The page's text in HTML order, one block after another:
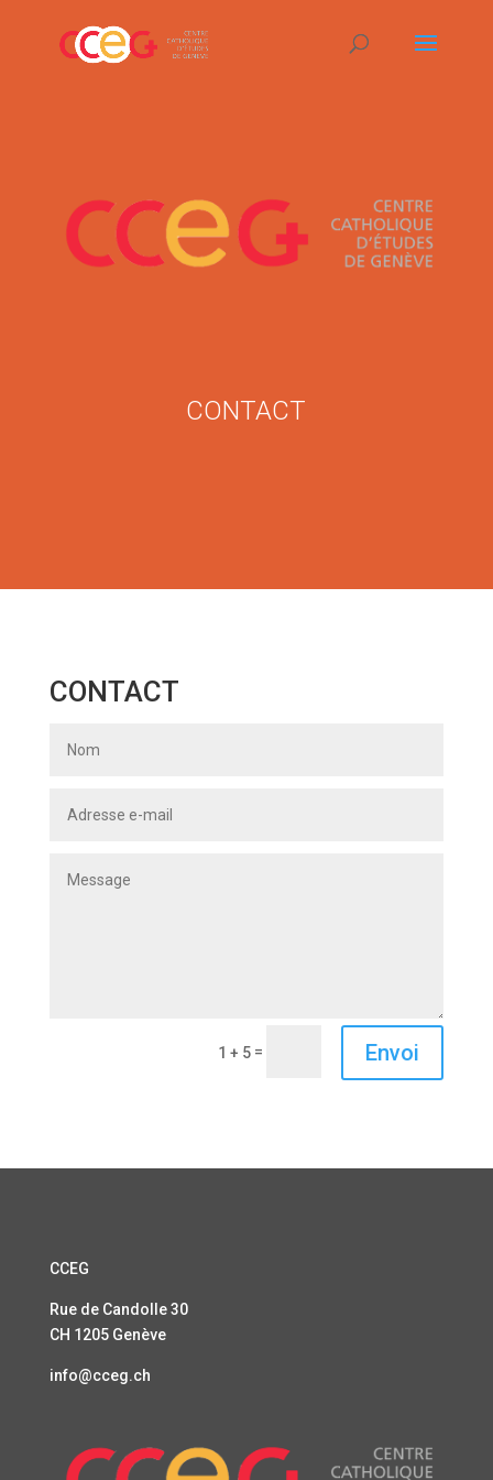
CONTACT
CONTACT
1 + 5 = Envoi
CCEG
Rue de Candolle 30
CH 1205 Genève
info@cceg.ch